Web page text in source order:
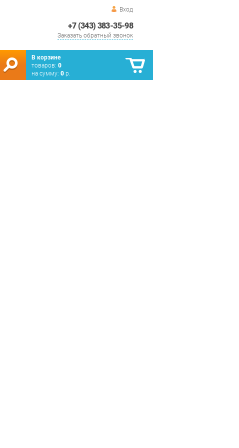
Вход
+7 (343) 383-35-98
Заказать обратный звонок
В корзине
товаров: 0
на сумму: 0 р.